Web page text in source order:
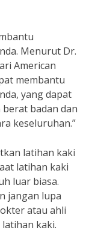
Menurut Dr.
American
membantu
yang dapat
badan dan
keseluruhan.”
latihan kaki
latihan kaki
luar biasa.
jangan lupa
atau ahli
kaki.